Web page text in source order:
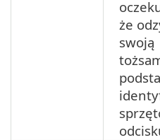
że
swoją